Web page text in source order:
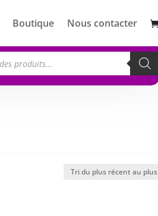
Boutique Nous contacter